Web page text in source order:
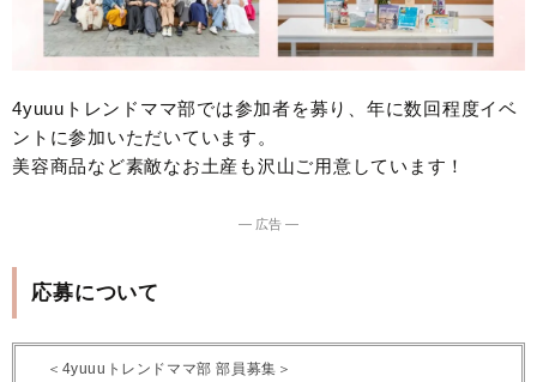
4yuuuトレンドママ部では参加者を募り、年に数回程度イベ
ントに参加いただいています。
美容商品など素敵なお土産も沢山ご用意しています！
― 広告 ―
応募について
＜4yuuuトレンドママ部 部員募集＞